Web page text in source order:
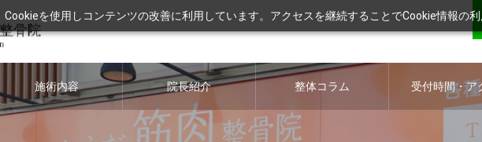
Cookieを使用しコンテンツの改善に利用しています。アクセスを継続することでCookie情報の利
施術内容 院長紹介 整体コラム 受付時間・ア